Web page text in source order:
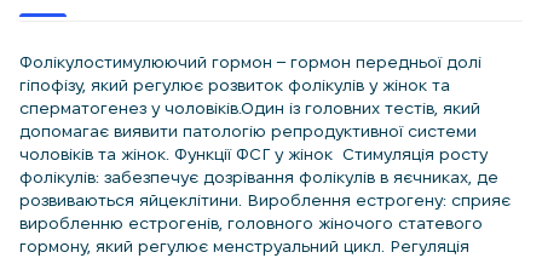
Фолікулостимулюючий гормон – гормон передньої долі
гіпофізу, який регулює розвиток фолікулів у жінок та
сперматогенез у чоловіків.Один із головних тестів, який
допомагає виявити патологію репродуктивної системи
чоловіків та жінок. Функції ФСГ у жінок Стимуляція росту
фолікулів: забезпечує дозрівання фолікулів в яєчниках, де
розвиваються яйцеклітини. Вироблення естрогену: сприяє
виробленню естрогенів, головного жіночого статевого
гормону, який регулює менструальний цикл. Регуляція